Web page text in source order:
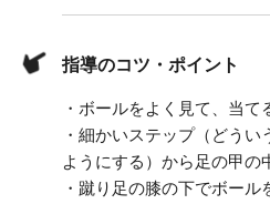
指導のコツ・ポイント
・ボールをよく見て、当て
・細かいステップ（どう
ようにする）から足の甲の
・蹴り足の膝の下でボー